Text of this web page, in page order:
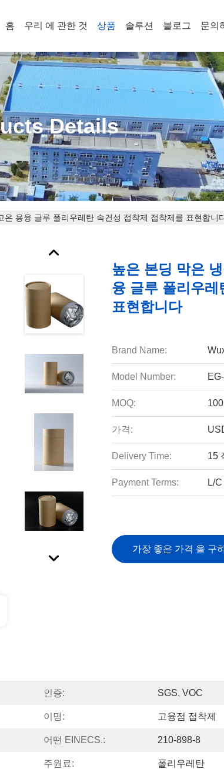
홈 우리 에 관한 것 상품 솔루션 블로그 문의
Details
온 용융 글루 폴리우레탄 속건성 접착제 접착제를 표현합니
높은 본딩 막은
융 글루 폴리우
표현합니다
Brand Name:
Model Number:
MOQ:
가격:
Delivery Time: 15
Payment Terms: L/
가장 좋은 가격 을 구
인증: SGS, VOC
이명: 고융점 접착제
어떤 EINECS.: 210-898-8
주원료: 폴리우레탄